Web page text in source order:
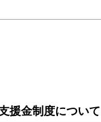
援金制度について